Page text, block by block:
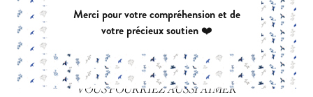
Poids: léger à moyen (135 à 270 gr/m²)
Tissu: voile, batiste, lin, crêpe, chambray, denim, seersucker,
double gaze…
Capacité d’étirement: 0 à 10 % max
VOUS POURRIEZ AUSSI AIMER
Merci pour votre compréhension et de
votre précieux soutien ❤️